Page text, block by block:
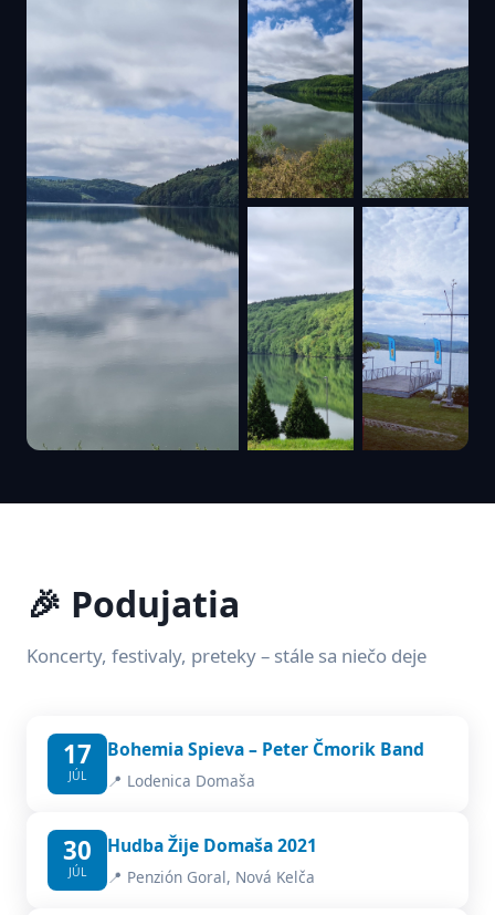
🎉 Podujatia
Koncerty, festivaly, preteky – stále sa niečo deje
17
JÚL
Bohemia Spieva – Peter Čmorik Band
📍 Lodenica Domaša
30
JÚL
Hudba Žije Domaša 2021
📍 Penzión Goral, Nová Kelča